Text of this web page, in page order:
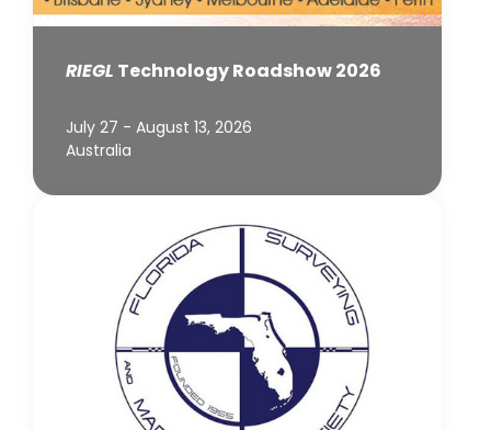
RIEGL Technology Roadshow 2026
July 27 - August 13, 2026
Australia